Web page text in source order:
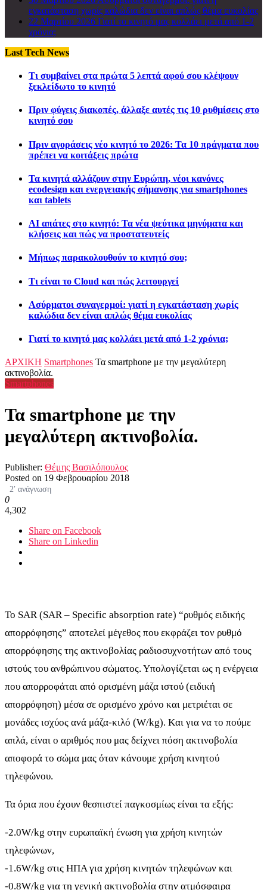
εγκατάσταση χωρίς καλώδια δεν είναι απλώς θέμα ευκολίας
22 Μαρτίου 2026 Γιατί το κινητό μας κολλάει μετά από 1-2
χρόνια;
Last Tech News
Τι συμβαίνει στα πρώτα 5 λεπτά αφού σου κλέψουν
ξεκλείδωτο το κινητό
Πριν φύγεις διακοπές, άλλαξε αυτές τις 10 ρυθμίσεις στο
κινητό σου
Πριν αγοράσεις νέο κινητό το 2026: Τα 10 πράγματα που
πρέπει να κοιτάξεις πρώτα
Τα κινητά αλλάζουν στην Ευρώπη, νέοι κανόνες
ecodesign και ενεργειακής σήμανσης για smartphones
και tablets
AI απάτες στο κινητό: Τα νέα ψεύτικα μηνύματα και
κλήσεις και πώς να προστατευτείς
Μήπως παρακολουθούν το κινητό σου;
Τι είναι το Cloud και πώς λειτουργεί
Ασύρματοι συναγερμοί: γιατί η εγκατάσταση χωρίς
καλώδια δεν είναι απλώς θέμα ευκολίας
Γιατί το κινητό μας κολλάει μετά από 1-2 χρόνια;
ΑΡΧΙΚΗ Smartphones Τα smartphone με την μεγαλύτερη
ακτινοβολία.
Smartphones
Τα smartphone με την
μεγαλύτερη ακτινοβολία.
Publisher: Θέμης Βασιλόπουλος
Posted on 19 Φεβρουαρίου 2018
2′ ανάγνωση
0
4,302
Share on Facebook
Share on Linkedin
To SAR (SAR – Specific absorption rate) “ρυθμός ειδικής
απορρόφησης” αποτελεί μέγεθος που εκφράζει τον ρυθμό
απορρόφησης της ακτινοβολίας ραδιοσυχνοτήτων από τους
ιστούς του ανθρώπινου σώματος. Υπολογίζεται ως η ενέργεια
που απορροφάται από ορισμένη μάζα ιστού (ειδική
απορρόφηση) μέσα σε ορισμένο χρόνο και μετριέται σε
μονάδες ισχύος ανά μάζα-κιλό (W/kg). Kαι για να το πούμε
απλά, είναι ο αριθμός που μας δείχνει πόση ακτινοβολία
αποφορά το σώμα μας όταν κάνουμε χρήση κινητού
τηλεφώνου.
Τα όρια που έχουν θεσπιστεί παγκοσμίως είναι τα εξής:
-2.0W/kg στην ευρωπαϊκή ένωση για χρήση κινητών
τηλεφώνων,
-1.6W/kg στις ΗΠΑ για χρήση κινητών τηλεφώνων και
-0.8W/kg για τη γενική ακτινοβολία στην ατμόσφαιρα